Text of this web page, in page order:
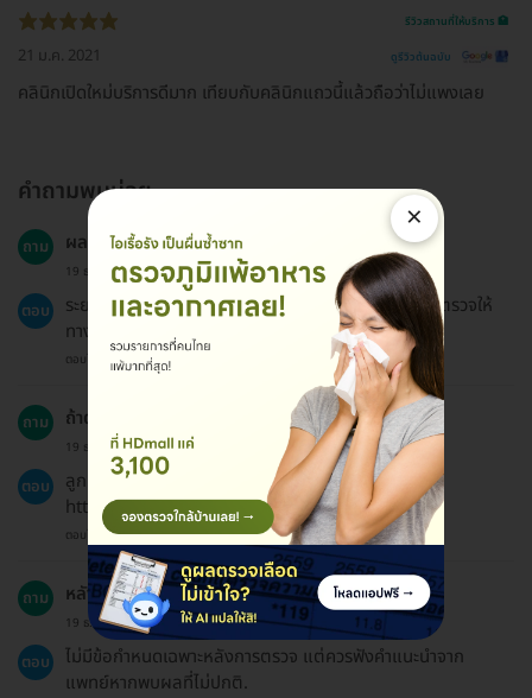
รีวิวสถานที่ให้บริการ 🏥
21 ม.ค. 2021 ดูรีวิวต้นฉบับ
คลินิกเปิดใหม่บริการดีมาก เทียบกับคลินิกแถวนี้แล้วถือว่าไม่แพงเลย
คำถามพบบ่อย
ถาม ผลตรวจจะใช้เวลานานแค่ไหนถึงจะรู้ผล?
19 ธ.ค. 2024
ตอบ
ระยะเวลารอผลตรวจประมาณ 3 วันทำการ และจะส่งผลตรวจให้
ทางอีเมลและทางไปรษณีย์ฟรี.
ตอบโดยทีมงาน HD
ถาม ถ้าต้องการขอคืนเงินต้องทำอย่างไร?
19 ธ.ค. 2024
ตอบ
ลูกค้าสามารถอ่านนโยบายการคืนเงินได้ตามลิงก์นี้
https://hdmall.co.th/c/refund-policy-hdmall.
ตอบโดยทีมงาน HD
ถาม หลังจากตรวจแล้วต้องหลีกเลี่ยงอะไรบ้าง?
19 ธ.ค. 2024
ตอบ
ไม่มีข้อกำหนดเฉพาะหลังการตรวจ แต่ควรฟังคำแนะนำจาก
แพทย์หากพบผลที่ไม่ปกติ.
×